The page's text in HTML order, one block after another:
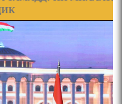
В ТАДЖИКСКОЙ
ДЖ.
ОСОРИ ШИФОҲИ